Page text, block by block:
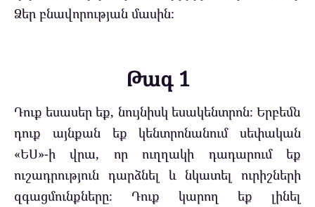
Ձեր բնավորության մասին։
Թագ 1
Դուք եսասեր եք, նույնիսկ եսակենտրոն։ Երբեմն
դուք այնքան եք կենտրոնանում սեփական
«ԵՍ»-ի վրա, որ ուղղակի դադարում եք
ուշադրություն դարձնել և նկատել ուրիշների
զգացմունքները։ Դուք կարող եք լինել